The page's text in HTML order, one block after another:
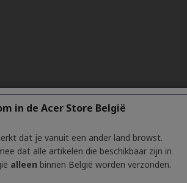
in de Acer Store België
dat je vanuit een ander land browst.
dat alle artikelen die beschikbaar zijn in
alleen binnen België worden verzonden.